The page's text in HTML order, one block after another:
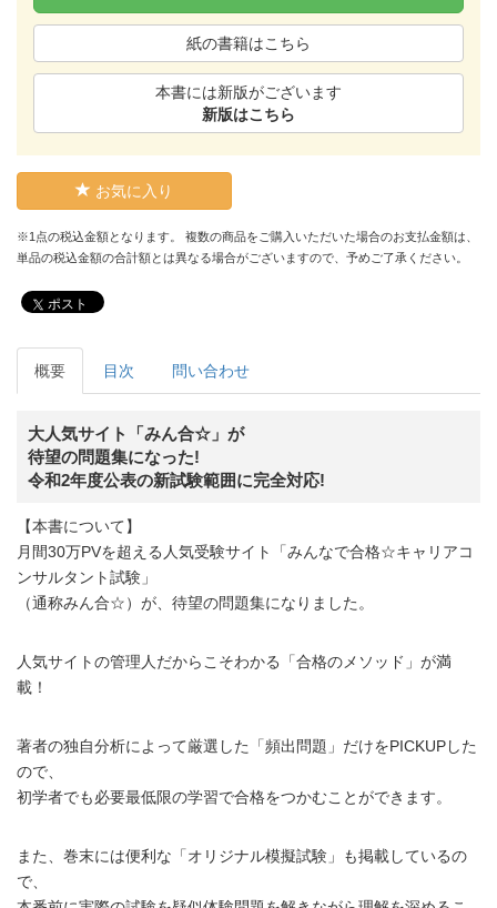
紙の書籍はこちら
本書には新版がございます
新版はこちら
お気に入り
※1点の税込金額となります。 複数の商品をご購入いただいた場合のお支払金額は、
単品の税込金額の合計額とは異なる場合がございますので、予めご了承ください。
ポスト
概要 目次 問い合わせ
大人気サイト「みん合☆」が
待望の問題集になった!
令和2年度公表の新試験範囲に完全対応!
【本書について】
月間30万PVを超える人気受験サイト「みんなで合格☆キャリアコ
ンサルタント試験」
（通称みん合☆）が、待望の問題集になりました。
人気サイトの管理人だからこそわかる「合格のメソッド」が満
載！
著者の独自分析によって厳選した「頻出問題」だけをPICKUPした
ので、
初学者でも必要最低限の学習で合格をつかむことができます。
また、巻末には便利な「オリジナル模擬試験」も掲載しているの
で、